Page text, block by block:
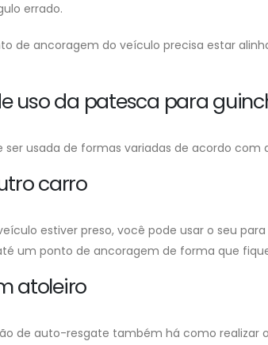
errado.
de ancoragem do veículo precisa estar
uso da patesca para
ser usada de formas variadas de acordo com
carro
estiver preso, você pode usar o seu
um ponto de ancoragem de forma que
atoleiro
de auto-resgate também há como realizar